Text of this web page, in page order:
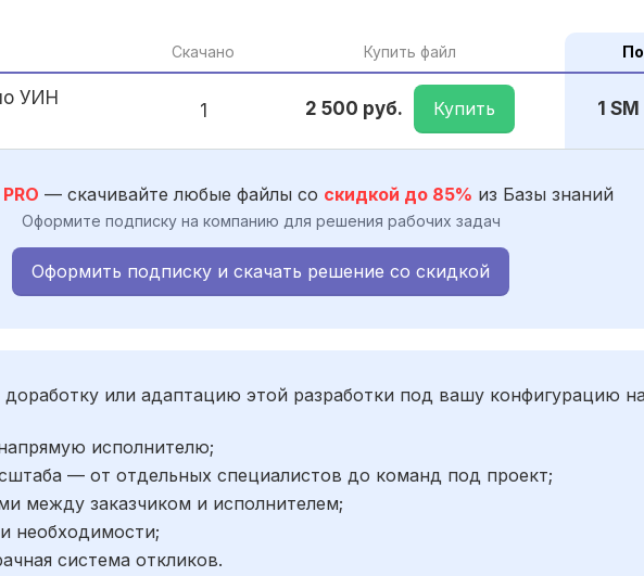
Скачано Купить файл
УИН
1 2 500 руб. Купить 1 SM
PRO — скачивайте любые файлы со скидкой до 85% из Базы знаний
Оформите подписку на компанию для решения рабочих задач
Оформить подписку и скачать решение со скидкой
или адаптацию этой разработки под вашу конфигурацию
исполнителю;
— от отдельных специалистов до команд под проект;
между заказчиком и исполнителем;
необходимости;
система откликов.